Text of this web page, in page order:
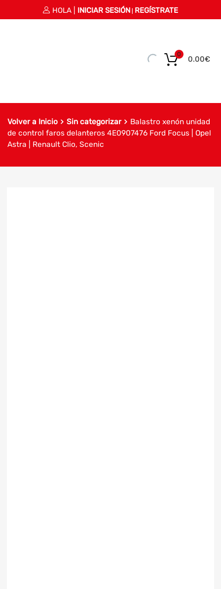
HOLA | INICIAR SESIÓN REGÍSTRATE
0.00€
0
Volver a Inicio Sin categorizar
Balastro xenón unidad
de control faros delanteros 4E0907476 Ford Focus | Opel
Astra | Renault Clio, Scenic